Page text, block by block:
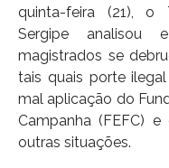
quinta-feira (21), o
Sergipe analisou
magistrados se
tais quais porte
mal aplicação do
Campanha (FEFC)
outras situações.